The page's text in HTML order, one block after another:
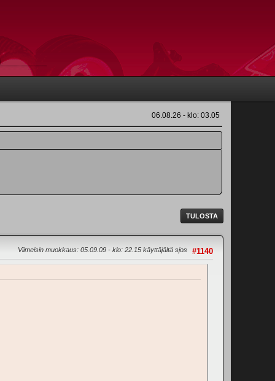
06.08.26 - klo: 03.05
TULOSTA
#1140
Viimeisin muokkaus: 05.09.09 - klo: 22.15 käyttäjältä sjos